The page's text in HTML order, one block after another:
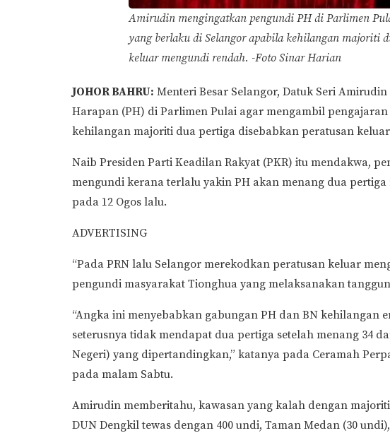
Amirudin mengingatkan pengundi PH di Parlimen
yang berlaku di Selangor apabila kehilangan majoriti
keluar mengundi rendah. -Foto Sinar Harian
JOHOR BAHRU: Menteri Besar Selangor, Datuk Seri
Harapan (PH) di Parlimen Pulai agar mengambil
kehilangan majoriti dua pertiga disebabkan peratusan
Naib Presiden Parti Keadilan Rakyat (PKR) itu mendakwa,
mengundi kerana terlalu yakin PH akan menang dua
pada 12 Ogos lalu.
ADVERTISING
“Pada PRN lalu Selangor merekodkan peratusan keluar
pengundi masyarakat Tionghua yang melaksanakan
“Angka ini menyebabkan gabungan PH dan BN kehilangan
seterusnya tidak mendapat dua pertiga setelah menang 34
Negeri) yang dipertandingkan,” katanya pada Ceramah
pada malam Sabtu.
Amirudin memberitahu, kawasan yang kalah dengan
DUN Dengkil tewas dengan 400 undi, Taman Medan (30